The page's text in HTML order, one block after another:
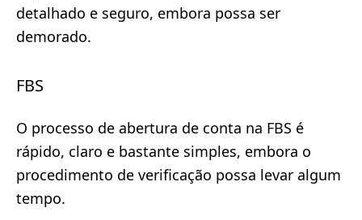
detalhado e seguro, embora possa ser
demorado.
FBS
O processo de abertura de conta na FBS é
rápido, claro e bastante simples, embora o
procedimento de verificação possa levar algum
tempo.